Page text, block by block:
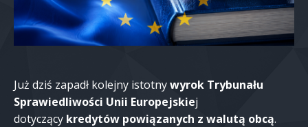
Już dziś zapadł kolejny istotnywyrok Trybunału
Sprawiedliwości Unii Europejskiej
dotyczący kredytów powiązanych z walutą obcą.